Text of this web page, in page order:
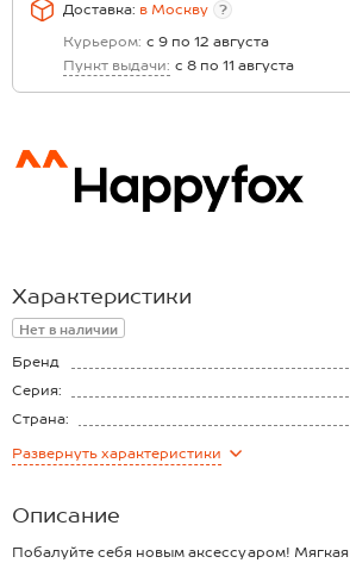
Доставка: в Москву
?
Курьером: с 9 по 12 августа
Пункт выдачи: с 8 по 11 августа
Характеристики
Нет в наличии
Бренд
Серия:
Страна:
Состав:
Развернуть характеристики
Описание
Побалуйте себя новым аксессуаром!